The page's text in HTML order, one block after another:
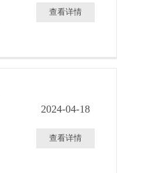
查看详情
2024-04-18
查看详情